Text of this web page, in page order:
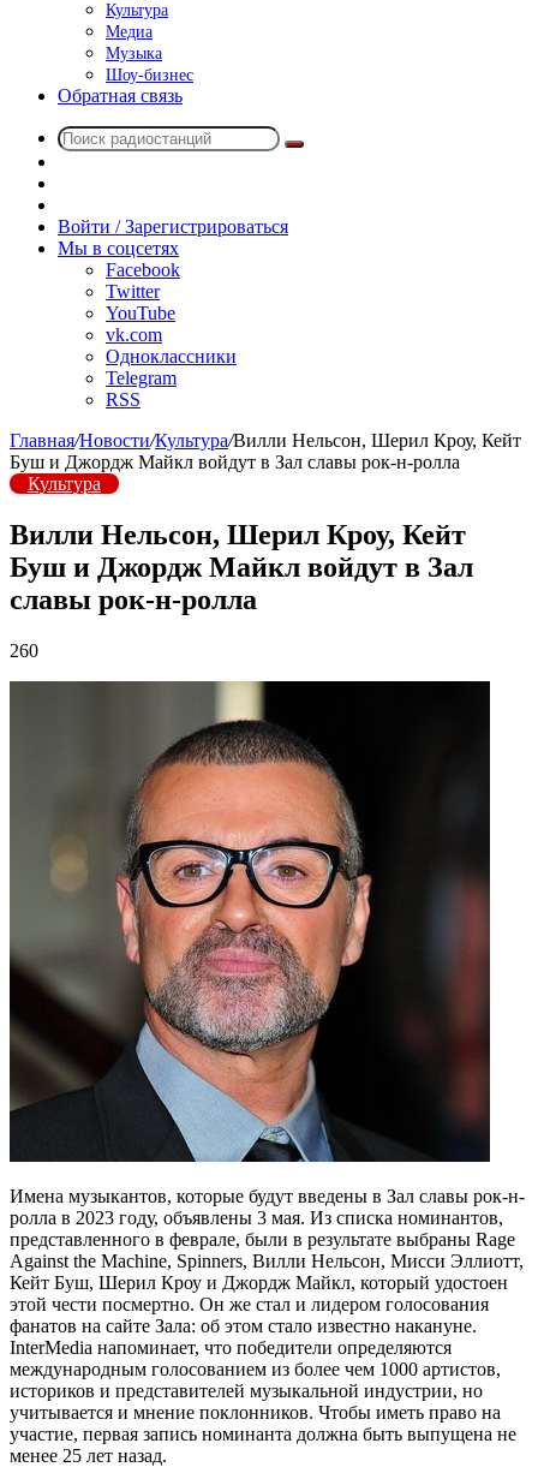
Культура
Медиа
Музыка
Шоу-бизнес
Обратная связь
Поиск
радио
Войти / Зарегистрироваться
Мы в соцсетях
Facebook
Twitter
YouTube
vk.com
Одноклассники
Telegram
RSS
Главная/Новости/Культура/Вилли Нельсон, Шерил Кроу, Кейт
Буш и Джордж Майкл войдут в Зал славы рок-н-ролла
Культура
Вилли Нельсон, Шерил Кроу, Кейт
Буш и Джордж Майкл войдут в Зал
славы рок-н-ролла
260
Имена музыкантов, которые будут введены в Зал славы рок-н-
ролла в 2023 году, объявлены 3 мая. Из списка номинантов,
представленного в феврале, были в результате выбраны Rage
Against the Machine, Spinners, Вилли Нельсон, Мисси Эллиотт,
Кейт Буш, Шерил Кроу и Джордж Майкл, который удостоен
этой чести посмертно. Он же стал и лидером голосования
фанатов на сайте Зала: об этом стало известно накануне.
InterMedia напоминает, что победители определяются
международным голосованием из более чем 1000 артистов,
историков и представителей музыкальной индустрии, но
учитывается и мнение поклонников. Чтобы иметь право на
участие, первая запись номинанта должна быть выпущена не
менее 25 лет назад.